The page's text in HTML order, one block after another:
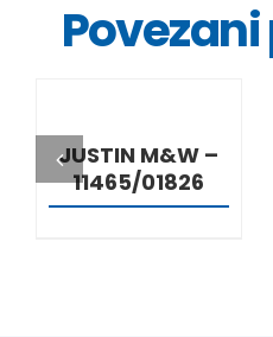
JUSTIN M&W –
11465/01826